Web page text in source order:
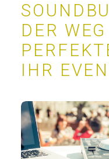
DER
IHR